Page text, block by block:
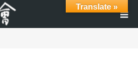
Translate »